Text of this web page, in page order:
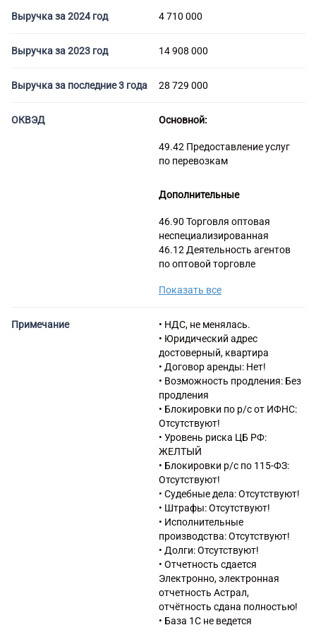
Выручка за 2024 год 4 710 000
Выручка за 2023 год 14 908 000
Выручка за последние 3 года 28 729 000
ОКВЭД Основной:
49.42 Предоставление услуг
по перевозкам
Дополнительные
46.90 Торговля оптовая
неспециализированная
46.12 Деятельность агентов
по оптовой торговле
и химическими веществами
по оптовой торговле
текстильными изделиями,
одеждой, обувью, изделиями
из кожи и меха
46.17 Деятельность агентов
по оптовой торговле
пищевыми продуктами,
напитками и табачными
изделиями
46.34 Торговля оптовая
напитками
46.43 Торговля оптовая
бытовыми электротоварами
49.41 Деятельность
автомобильного грузового
транспорта
52.10 Деятельность по
складированию и хранению
52.21 Деятельность
вспомогательная, связанная с
сухопутным транспортом
52.24 Транспортная
Показать все
Примечание
• НДС, не менялась.
• Юридический адрес
достоверный, квартира
• Договор аренды: Нет!
• Возможность продления: Без
продления
• Блокировки по р/с от ИФНС:
Отсутствуют!
• Уровень риска ЦБ РФ:
ЖЕЛТЫЙ
• Блокировки р/с по 115-ФЗ:
Отсутствуют!
• Судебные дела: Отсутствуют!
• Штрафы: Отсутствуют!
• Исполнительные
производства: Отсутствуют!
• Долги: Отсутствуют!
• Отчетность сдается
Электронно, электронная
отчетность Астрал,
отчётность сдана полностью!
• База 1С не ведется